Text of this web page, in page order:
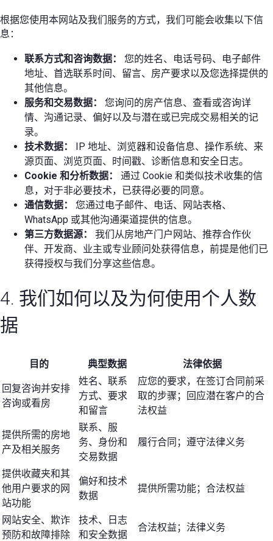
根据您使用本网站及我们服务的方式，我们可能会收集以下信
息：
联系方式和咨询数据：
您的姓名、电话号码、电子邮件
地址、首选联系时间、留言、房产要求以及您选择提供的
其他信息。
服务和交易数据：
您询问的房产信息、查看或咨询详
情、沟通记录、偏好以及与潜在或已完成交易相关的记
录。
技术数据：
IP 地址、浏览器和设备信息、操作系统、来
源页面、浏览页面、时间戳、诊断信息和安全日志。
Cookie 和分析数据：
通过 Cookie 和类似技术收集的信
息，对于非必要技术，已获得必要的同意。
通信数据：
您通过电子邮件、电话、网站表格、
WhatsApp 或其他沟通渠道提供的信息。
第三方数据源：
我们从房地产门户网站、推荐合作伙
伴、开发商、业主或专业顾问处获得信息，前提是他们已
获得授权与我们分享这些信息。
4. 我们如何以及为何使用个人数
据
目的 典型数据 法律依据
回复咨询并安排
咨询或看房
姓名、联系
方式、要求
和留言
应您的要求，在签订合同前采
取的步骤；回应潜在客户的合
法权益
提供所需的房地
产及相关服务
联系、服
务、身份和
交易数据
履行合同；遵守法律义务
提供收藏夹和其
他用户要求的网
站功能
偏好和技术
数据
提供所需功能；合法权益
网站安全、欺诈
预防和故障排除
技术、日志
和安全数据
合法权益；法律义务